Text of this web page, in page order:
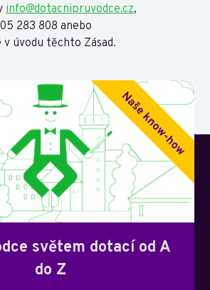
info@dotacnipruvodce.cz,
283 808 anebo
v úvodu těchto Zásad.
světem dotací od A
do Z